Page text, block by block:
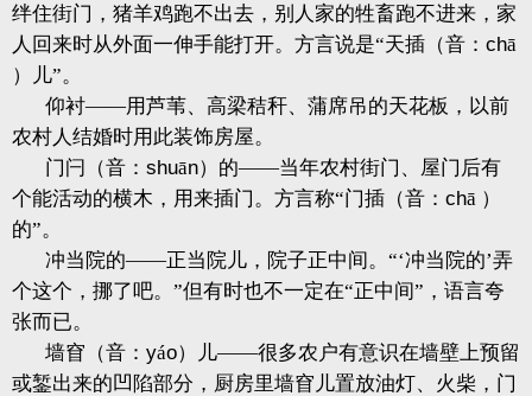
绊住街门，猪羊鸡跑不出去，别人家的牲畜跑不进来，家
人回来时从外面一伸手能打开。方言说是“天插（音： chā
）儿”。
仰衬——用芦苇、高梁秸秆、蒲席吊的天花板，以前
农村人结婚时用此装饰房屋。
门闩（音： shuān）的——当年农村街门、屋门后有
个能活动的横木，用来插门。方言称“门插（音： chā ）
的”。
冲当院的——正当院儿，院子正中间。“‘冲当院的’弄
个这个，挪了吧。”但有时也不一定在“正中间”，语言夸
张而已。
墙窅（音： yáo）儿——很多农户有意识在墙壁上预留
或錾出来的凹陷部分，厨房里墙窅儿置放油灯、火柴，门